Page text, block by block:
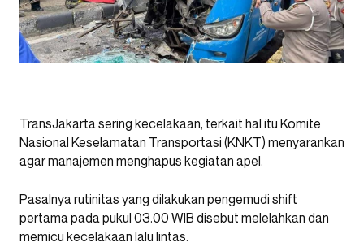
TransJakarta sering kecelakaan, terkait hal itu Komite
Nasional Keselamatan Transportasi (KNKT) menyarankan
agar manajemen menghapus kegiatan apel.
Pasalnya rutinitas yang dilakukan pengemudi shift
pertama pada pukul 03.00 WIB disebut melelahkan dan
memicu kecelakaan lalu lintas.